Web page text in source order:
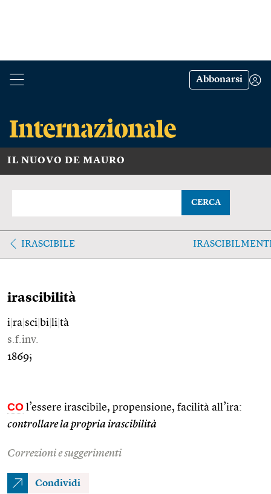
Abbonarsi
IL NUOVO DE MAURO
CERCA
IRASCIBILE
irascibilità
i ra sci bi li tà
s.f.inv.
1869;
CO l’essere irascibile, propensione, facilità all’ira:
controllare la propria irascibilità
Correzioni e suggerimenti
Condividi